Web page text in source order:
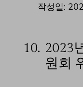
작성일:
10. 2023
원회